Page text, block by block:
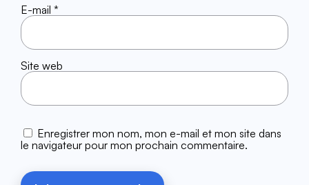
E-mail *
Site web
Enregistrer mon nom, mon e-mail et mon site dans
le navigateur pour mon prochain commentaire.